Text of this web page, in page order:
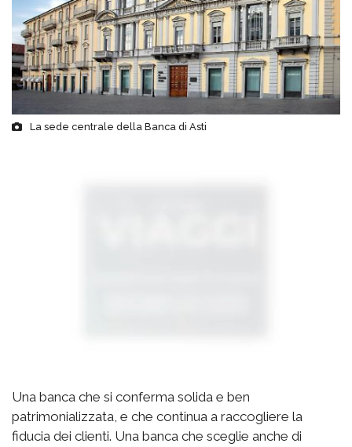
La sede centrale della Banca di Asti
Una banca che si conferma solida e ben
patrimonializzata, e che continua a raccogliere la
fiducia dei clienti. Una banca che sceglie anche di